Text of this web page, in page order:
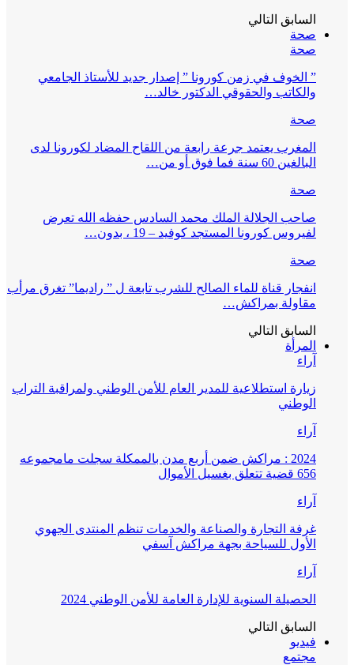
السابق التالي
صحة
صحة
” الخوف في زمن كورونا ” إصدار جديد للأستاذ الجامعي
والكاتب والحقوقي الدكتور خالد…
صحة
المغرب يعتمد جرعة رابعة من اللقاح المضاد لكورونا لدى
البالغين 60 سنة فما فوق أو من…
صحة
صاحب الجلالة الملك محمد السادس حفظه الله تعرض
لفيروس كورونا المستجد كوفيد – 19 ، بدون…
صحة
انفجار قناة للماء الصالح للشرب تابعة ل ” راديما” تغرق مرأب
مقاولة بمراكش…
السابق التالي
المرأة
آراء
زيارة استطلاعية للمدير العام للأمن الوطني ولمراقبة التراب
الوطني
آراء
2024 : مراكش ضمن أربع مدن بالممكلة سجلت مامجموعه
656 قضية تتعلق بغسيل الأموال
آراء
غرفة التجارة والصناعة والخدمات تنظم المنتدى الجهوي
الأول للسياحة بجهة مراكش آسفي
آراء
الحصيلة السنوية للإدارة العامة للأمن الوطني 2024
السابق التالي
فيديو
مجتمع